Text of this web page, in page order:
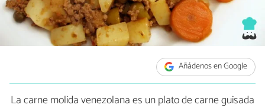
Añádenos en Google
La carne molida venezolana es un plato de carne guisada